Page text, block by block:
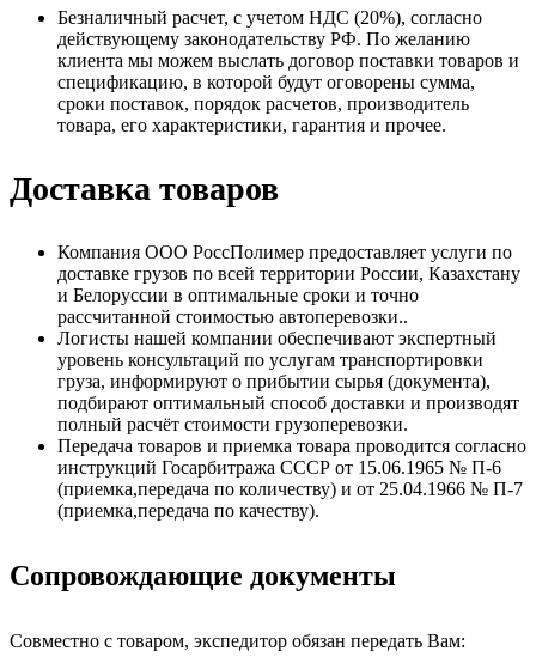
Безналичный расчет, с учетом НДС (20%), согласно
действующему законодательству РФ. По желанию
клиента мы можем выслать договор поставки товаров и
спецификацию, в которой будут оговорены сумма,
сроки поставок, порядок расчетов, производитель
товара, его характеристики, гарантия и прочее.
Доставка товаров
Компания ООО РоссПолимер предоставляет услуги по
доставке грузов по всей территории России, Казахстану
и Белоруссии в оптимальные сроки и точно
рассчитанной стоимостью автоперевозки..
Логисты нашей компании обеспечивают экспертный
уровень консультаций по услугам транспортировки
груза, информируют о прибытии сырья (документа),
подбирают оптимальный способ доставки и производят
полный расчёт стоимости грузоперевозки.
Передача товаров и приемка товара проводится согласно
инструкций Госарбитража СССР от 15.06.1965 № П-6
(приемка,передача по количеству) и от 25.04.1966 № П-7
(приемка,передача по качеству).
Сопровождающие документы
Совместно с товаром, экспедитор обязан передать Вам: